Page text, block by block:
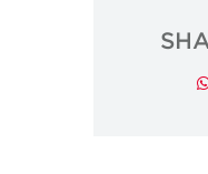
Whatsapp